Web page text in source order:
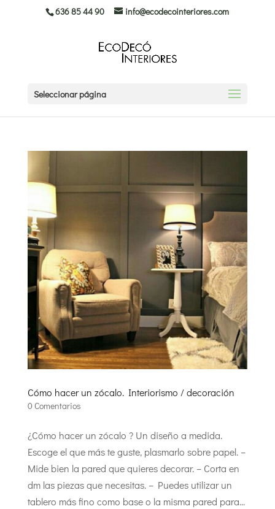
636 85 44 90 info@ecodecointeriores.com
Seleccionar página
Cómo hacer un zócalo. Interiorismo / decoración
0 Comentarios
¿Cómo hacer un zócalo ? Un diseño a medida.
Escoge el que más te guste, plasmarlo sobre papel. –
Mide bien la pared que quieres decorar. – Corta en
dm las piezas que necesitas. – Puedes utilizar un
tablero más fino como base o la misma pared para...